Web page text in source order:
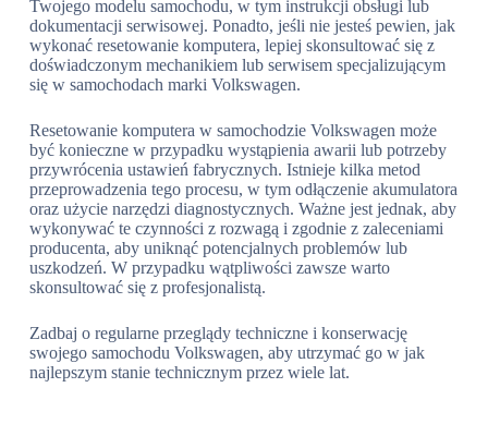
Twojego modelu samochodu, w tym instrukcji obsługi lub
dokumentacji serwisowej. Ponadto, jeśli nie jesteś pewien, jak
wykonać resetowanie komputera, lepiej skonsultować się z
doświadczonym mechanikiem lub serwisem specjalizującym
się w samochodach marki Volkswagen.
Resetowanie komputera w samochodzie Volkswagen może
być konieczne w przypadku wystąpienia awarii lub potrzeby
przywrócenia ustawień fabrycznych. Istnieje kilka metod
przeprowadzenia tego procesu, w tym odłączenie akumulatora
oraz użycie narzędzi diagnostycznych. Ważne jest jednak, aby
wykonywać te czynności z rozwagą i zgodnie z zaleceniami
producenta, aby uniknąć potencjalnych problemów lub
uszkodzeń. W przypadku wątpliwości zawsze warto
skonsultować się z profesjonalistą.
Zadbaj o regularne przeglądy techniczne i konserwację
swojego samochodu Volkswagen, aby utrzymać go w jak
najlepszym stanie technicznym przez wiele lat.